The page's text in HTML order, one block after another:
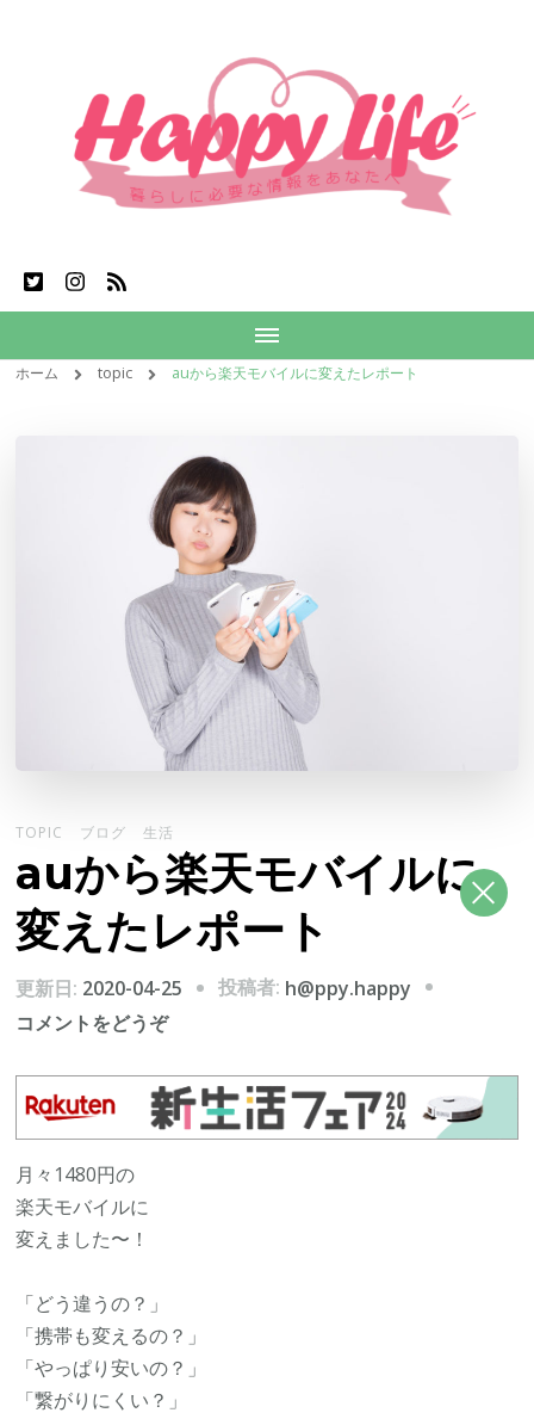
ホーム topic auから楽天モバイルに変えたレポート
TOPIC ブログ 生活
auから楽天モバイルに
変えたレポート
更新日: 2020-04-25 投稿者: h@ppy.happy
コメントをどうぞ(au
ら
楽
変
え
た
月々1480円の
楽天モバイルに
変えました〜！
「どう違うの？」
「携帯も変えるの？」
「やっぱり安いの？」
「繋がりにくい？」